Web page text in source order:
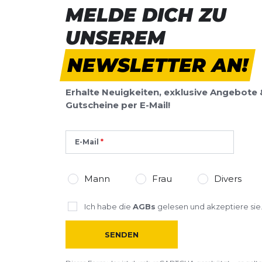
Testschritt 3:Das Ergebnis A1, A2, B1, B2:
FOOTDISC Einlage, möglichst in einem neutralem
Überpronation: MED - also die orange - FOOTDISC
einem Schuh mit leichter Stütze auf der Innenseite
Überpronation: LOW - also die rote - schützt Ihren
Weichteilüberlastungen. Eingelegt in einem Schuh
perfekte Wahl für Sie. < /P >
MELDE DICH ZU
UNSEREM
NEWSLETTER AN!
Erhalte Neuigkeiten, exklusive Angebote
Gutscheine per E-Mail!
E-Mail
Mann Frau Divers
Ich habe die AGBs gelesen und akzeptiere sie.
SENDEN